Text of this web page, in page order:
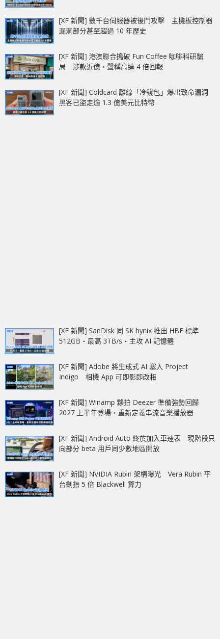
[XF 新聞] 數千台伺服器被後門攻擊 主機板控制器
漏洞部分甚至超過 10 年歷史
[XF 新聞] 港澳聯合搗破 Fun Coffee 咖啡科研騙
局 涉款近億‧聲稱高達 4 倍回報
[XF 新聞] Coldcard 離線「冷錢包」爆出致命漏洞
黑客已盜走逾 1.3 億美元比特幣
[XF 新聞] SanDisk 同 SK hynix 推出 HBF 標準
512GB‧最高 3TB/s‧主攻 AI 記憶體
[XF 新聞] Adobe 將生成式 AI 塞入 Project
Indigo 相機 App 可即影即改相
[XF 新聞] Winamp 夥拍 Deezer 準備強勢回歸
2027 上半年登場‧重新定義串流音樂播放器
[XF 新聞] Android Auto 終於加入車速表 現階段只
向部分 beta 用戶同少數地區開放
[XF 新聞] NVIDIA Rubin 架構曝光 Vera Rubin 平
台劍指 5 倍 Blackwell 算力